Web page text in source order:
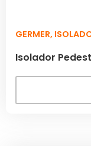
GERMER,
Isolador